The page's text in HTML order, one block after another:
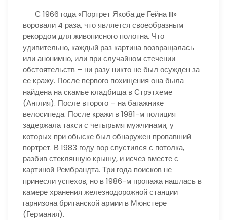
С 1966 года «Портрет Якоба де Гейна III»
воровали 4 раза, что является своеобразным
рекордом для живописного полотна. Что
удивительно, каждый раз картина возвращалась
или анонимно, или при случайном стечении
обстоятельств – ни разу никто не был осужден за
ее кражу. После первого похищения она была
найдена на скамье кладбища в Стрэтхеме
(Англия). После второго – на багажнике
велосипеда. После кражи в 1981-м полиция
задержала такси с четырьмя мужчинами, у
которых при обыске был обнаружен пропавший
портрет. В 1983 году вор спустился с потолка,
разбив стеклянную крышу, и исчез вместе с
картиной Рембрандта. Три года поисков не
принесли успехов, но в 1986-м пропажа нашлась в
камере хранения железнодорожной станции
гарнизона британской армии в Мюнстере
(Германия).